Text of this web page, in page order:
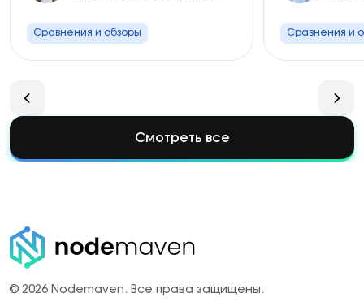
Сравнения и обзоры Сравнения и
Смотреть все
© 2026 Nodemaven. Все права защищены.